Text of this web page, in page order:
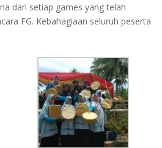
dari setiap games yang telah
FG. Kebahagiaan seluruh peserta